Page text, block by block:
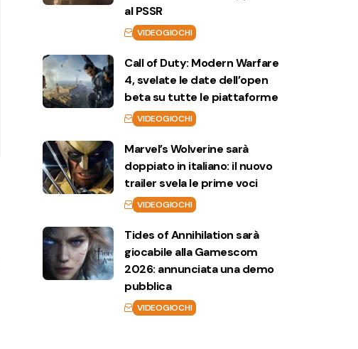
al PSSR
VIDEOGIOCHI
Call of Duty: Modern Warfare
4, svelate le date dell’open
beta su tutte le piattaforme
VIDEOGIOCHI
Marvel’s Wolverine sarà
doppiato in italiano: il nuovo
trailer svela le prime voci
VIDEOGIOCHI
Tides of Annihilation sarà
giocabile alla Gamescom
2026: annunciata una demo
pubblica
VIDEOGIOCHI